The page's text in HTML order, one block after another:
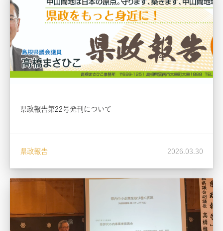
県政報告第22号発刊について
県政報告 2026.03.30